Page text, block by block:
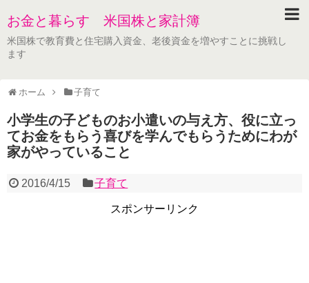
お金と暮らす 米国株と家計簿
米国株で教育費と住宅購入資金、老後資金を増やすことに挑戦し
ます
ホーム 子育て
小学生の子どものお小遣いの与え方、役に立っ
てお金をもらう喜びを学んでもらうためにわが
家がやっていること
2016/4/15 子育て
スポンサーリンク